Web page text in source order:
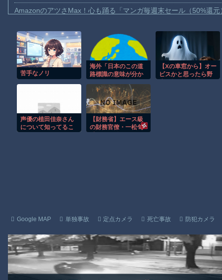
AmazonのアツさMax！心も踊る「マンガ毎週末セール（50%還
【画像】十二支合体！！ところでその前足、猫じゃね？
【動画】ロシア軍のドローンをネット発射装置で撃墜するウクラ
【動画】逃げる判断はやっ！埼玉でスマホ運転のプリウスに当て
渡邊渚さん「私がPTSDと診断された当時、世間はまだPTSDと
【動画】自動ドアの仕組みを理解した富山のツバメが賢い。
【朗報】Amazon、汗が飛び散る灼熱の「マンガ毎週末セール（
苦手なノリ
海外「日本のこの道
路標識の意味が分か
ど…」
【Xの車窓から】オー
ビスかと思ったら野
声優の植田佳奈さん
について知ってるこ
【財務省】エース級
の財務官僚・一松旬
Google MAP 単独事故 定点カメラ 死亡事故 防犯カメラ